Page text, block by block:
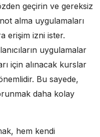
geçirin ve gereksiz
alma uygulamaları
erişim izni ister.
uygulamalar
için alınacak kurslar
Bu sayede,
daha kolay
hem kendi